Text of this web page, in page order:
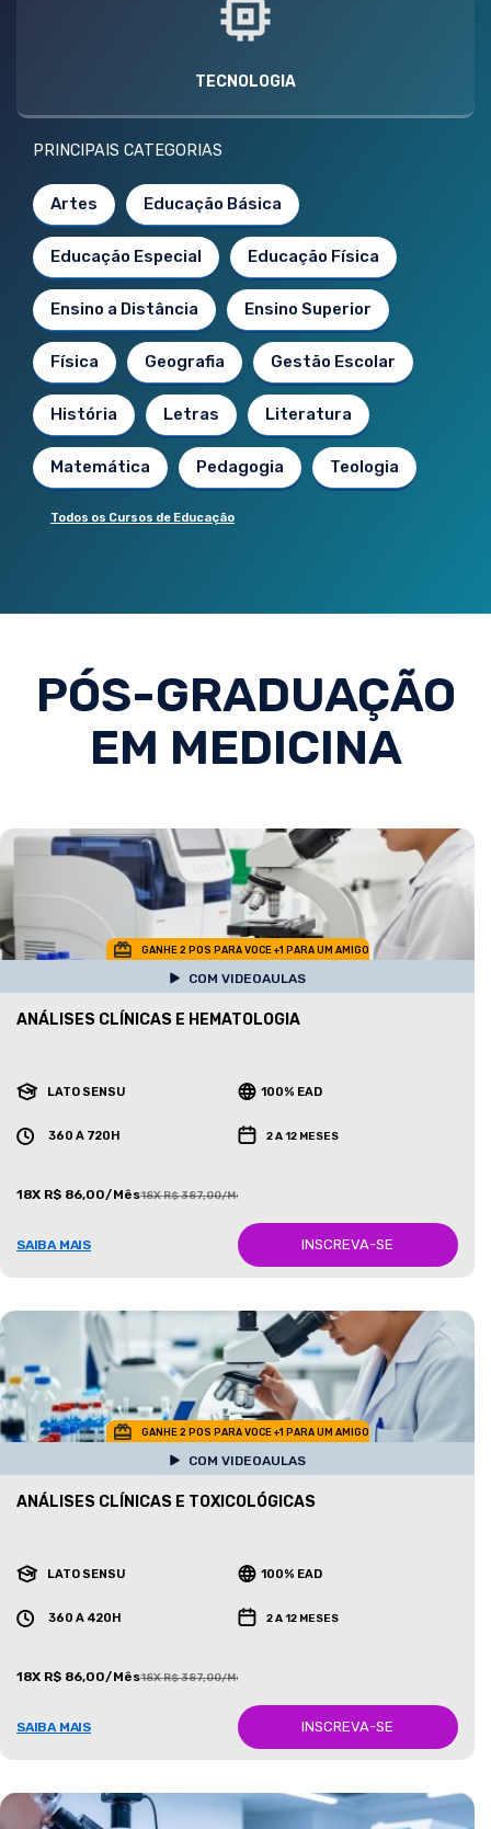
TECNOLOGIA
PRINCIPAIS CATEGORIAS
Artes Educação Básica
Educação Especial Educação Física
Ensino a Distância Ensino Superior
Física Geografia Gestão Escolar
História Letras Literatura
Matemática Pedagogia Teologia
Todos os Cursos de Educação
PÓS-GRADUAÇÃO
EM MEDICINA
GANHE 2 POS PARA VOCE +1 PARA UM AMIGO
COM VIDEOAULAS
ANÁLISES CLÍNICAS E HEMATOLOGIA
LATO SENSU 100% EAD
360 A 720H 2 A 12 MESES
18X R$ 86,00/Mês18X R$ 387,00/Mês
SAIBA MAIS INSCREVA-SE
GANHE 2 POS PARA VOCE +1 PARA UM AMIGO
COM VIDEOAULAS
ANÁLISES CLÍNICAS E TOXICOLÓGICAS
LATO SENSU 100% EAD
360 A 420H 2 A 12 MESES
18X R$ 86,00/Mês18X R$ 387,00/Mês
SAIBA MAIS INSCREVA-SE